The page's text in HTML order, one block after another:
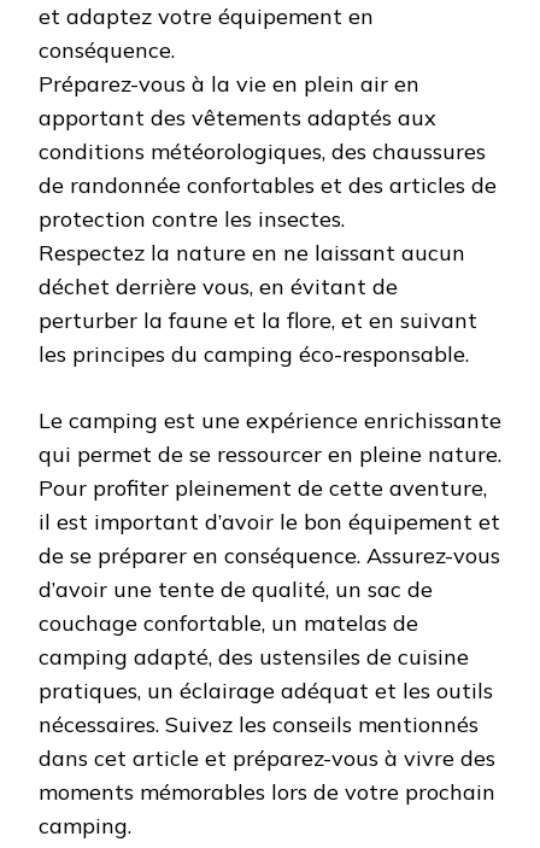
et adaptez votre équipement en
conséquence.
Préparez-vous à la vie en plein air en
apportant des vêtements adaptés aux
conditions météorologiques, des chaussures
de randonnée confortables et des articles de
protection contre les insectes.
Respectez la nature en ne laissant aucun
déchet derrière vous, en évitant de
perturber la faune et la flore, et en suivant
les principes du camping éco-responsable.
Le camping est une expérience enrichissante
qui permet de se ressourcer en pleine nature.
Pour profiter pleinement de cette aventure,
il est important d’avoir le bon équipement et
de se préparer en conséquence. Assurez-vous
d’avoir une tente de qualité, un sac de
couchage confortable, un matelas de
camping adapté, des ustensiles de cuisine
pratiques, un éclairage adéquat et les outils
nécessaires. Suivez les conseils mentionnés
dans cet article et préparez-vous à vivre des
moments mémorables lors de votre prochain
camping.